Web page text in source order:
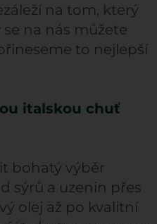
na tom, který
na nás můžete
to nejlepší
italskou chuť
bohatý výběr
sýrů a uzenin přes
olej až po kvalitní